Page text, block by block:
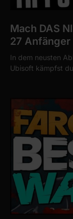
Mach DAS
27 Anfänger
In dem neusten
Ubisoft kämpfst